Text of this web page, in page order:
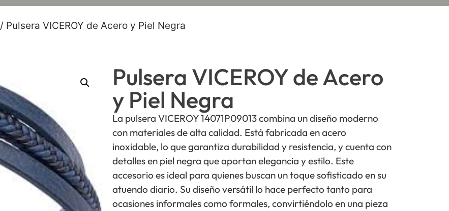
/ Pulsera VICEROY de Acero y Piel Negra
Pulsera VICEROY de Acero
y Piel Negra
La pulsera VICEROY 14071P09013 combina un diseño moderno
con materiales de alta calidad. Está fabricada en acero
inoxidable, lo que garantiza durabilidad y resistencia, y cuenta con
detalles en piel negra que aportan elegancia y estilo. Este
accesorio es ideal para quienes buscan un toque sofisticado en su
atuendo diario. Su diseño versátil lo hace perfecto tanto para
ocasiones informales como formales, convirtiéndolo en una pieza